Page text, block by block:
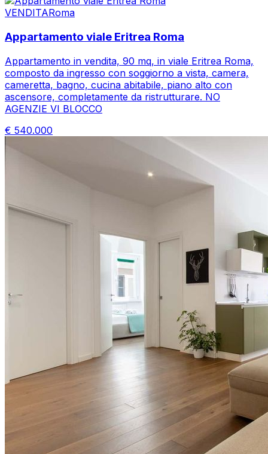
VENDITARoma
Appartamento viale Eritrea Roma
Appartamento in vendita, 90 mq, in viale Eritrea Roma,
composto da ingresso con soggiorno a vista, camera,
cameretta, bagno, cucina abitabile, piano alto con
ascensore, completamente da ristrutturare. NO
AGENZIE VI BLOCCO
€ 540.000